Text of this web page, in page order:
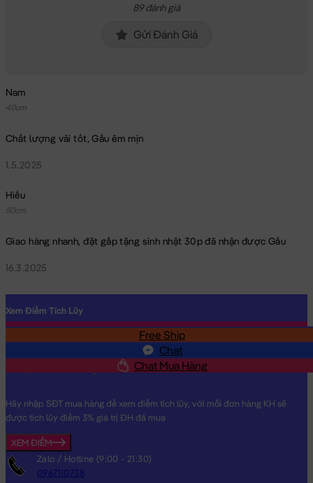
89 đánh giá
Gửi Đánh Giá
Nam
40cm
Chất lượng vải tốt, Gấu êm mịn
1.5.2025
Hiếu
50cm
Giao hàng nhanh, đặt gấp tặng sinh nhật 30p đã nhận được Gấu
16.3.2025
Free Ship
Chat
Chat Mua Hàng
Xem Điểm Tích Lũy
Hãy nhập SĐT mua hàng để xem điểm tích lũy, với mỗi đơn hàng KH sẽ
được tích lũy điểm 3% giá trị ĐH đã mua
XEM ĐIỂM
Zalo / Hotline (9:00 - 21:30)
0967110738